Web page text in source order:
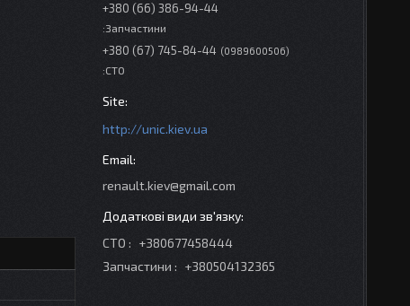
+380 (66) 386-94-44
:Запчастини
+380 (67) 745-84-44 0989600506
:СТО
http://unic.kiev.ua
renault.kiev@gmail.com
СТО
+380677458444
Запчастини
+380504132365